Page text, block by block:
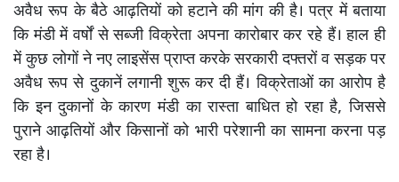
अवैध रूप के बैठे आढ़तियों को हटाने की मांग की है। पत्र में बताया
कि मंडी में वर्षों से सब्जी विक्रेता अपना कारोबार कर रहे हैं। हाल ही
में कुछ लोगों ने नए लाइसेंस प्राप्त करके सरकारी दफ्तरों व सड़क पर
अवैध रूप से दुकानें लगानी शुरू कर दी हैं। विक्रेताओं का आरोप है
कि इन दुकानों के कारण मंडी का रास्ता बाधित हो रहा है, जिससे
पुराने आढ़तियों और किसानों को भारी परेशानी का सामना करना पड़
रहा है।